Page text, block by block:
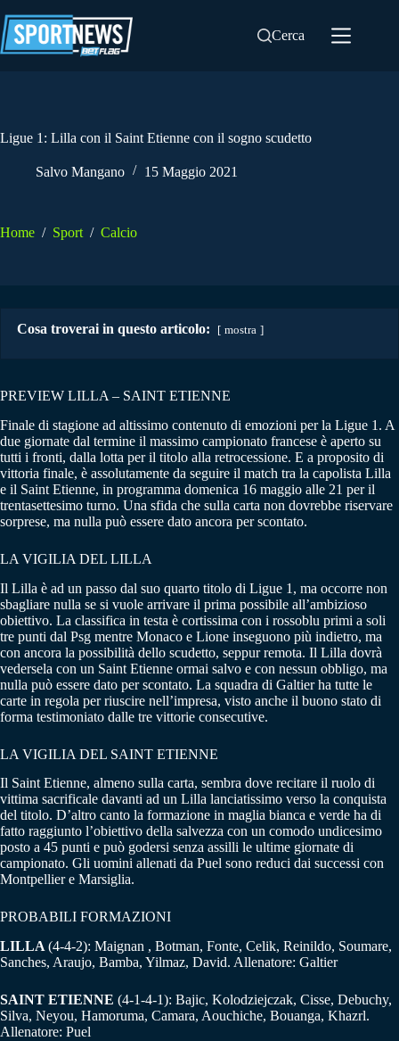
al
contenuto
Cerca
Ligue 1: Lilla con il Saint Etienne con il sogno scudetto
Salvo Mangano 15 Maggio 2021
Home / Sport / Calcio
Cosa troverai in questo articolo: mostra
PREVIEW LILLA – SAINT ETIENNE
Finale di stagione ad altissimo contenuto di emozioni per la Ligue 1. A
due giornate dal termine il massimo campionato francese è aperto su
tutti i fronti, dalla lotta per il titolo alla retrocessione. E a proposito di
vittoria finale, è assolutamente da seguire il match tra la capolista Lilla
e il Saint Etienne, in programma domenica 16 maggio alle 21 per il
trentasettesimo turno. Una sfida che sulla carta non dovrebbe riservare
sorprese, ma nulla può essere dato ancora per scontato.
LA VIGILIA DEL LILLA
Il Lilla è ad un passo dal suo quarto titolo di Ligue 1, ma occorre non
sbagliare nulla se si vuole arrivare il prima possibile all’ambizioso
obiettivo. La classifica in testa è cortissima con i rossoblu primi a soli
tre punti dal Psg mentre Monaco e Lione inseguono più indietro, ma
con ancora la possibilità dello scudetto, seppur remota. Il Lilla dovrà
vedersela con un Saint Etienne ormai salvo e con nessun obbligo, ma
nulla può essere dato per scontato. La squadra di Galtier ha tutte le
carte in regola per riuscire nell’impresa, visto anche il buono stato di
forma testimoniato dalle tre vittorie consecutive.
LA VIGILIA DEL SAINT ETIENNE
Il Saint Etienne, almeno sulla carta, sembra dove recitare il ruolo di
vittima sacrificale davanti ad un Lilla lanciatissimo verso la conquista
del titolo. D’altro canto la formazione in maglia bianca e verde ha di
fatto raggiunto l’obiettivo della salvezza con un comodo undicesimo
posto a 45 punti e può godersi senza assilli le ultime giornate di
campionato. Gli uomini allenati da Puel sono reduci dai successi con
Montpellier e Marsiglia.
PROBABILI FORMAZIONI
LILLA (4-4-2): Maignan , Botman, Fonte, Celik, Reinildo, Soumare,
Sanches, Araujo, Bamba, Yilmaz, David. Allenatore: Galtier
SAINT ETIENNE (4-1-4-1): Bajic, Kolodziejczak, Cisse, Debuchy,
Silva, Neyou, Hamoruma, Camara, Aouchiche, Bouanga, Khazrl.
Allenatore: Puel